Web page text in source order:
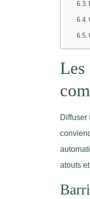
Les
Diffuser
atouts